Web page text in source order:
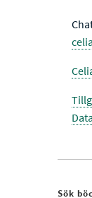
Sök